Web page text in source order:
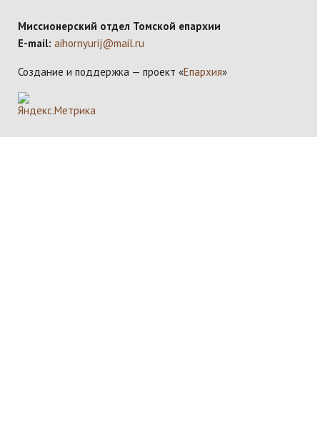
Миссионерский отдел Томской епархии
E-mail: aihornyurij@mail.ru
Создание и поддержка — проект «Епархия»